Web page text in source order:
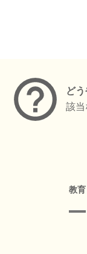
ど
該当
教育